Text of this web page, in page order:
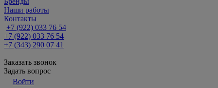
Наши работы
Контакты
+7 (922) 033 76 54
+7 (922) 033 76 54
+7 (343) 290 07 41
Заказать звонок
Задать вопрос
Войти